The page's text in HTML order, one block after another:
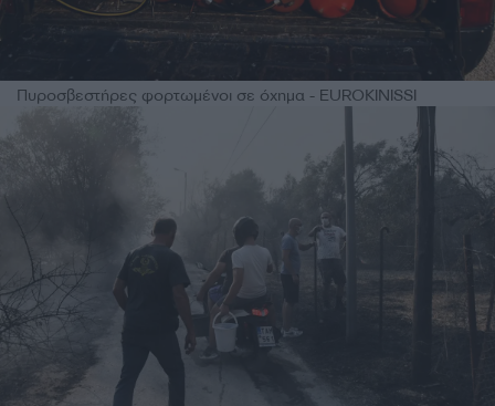
Πυροσβεστήρες φορτωμένοι σε όχημα - EUROKINISSI